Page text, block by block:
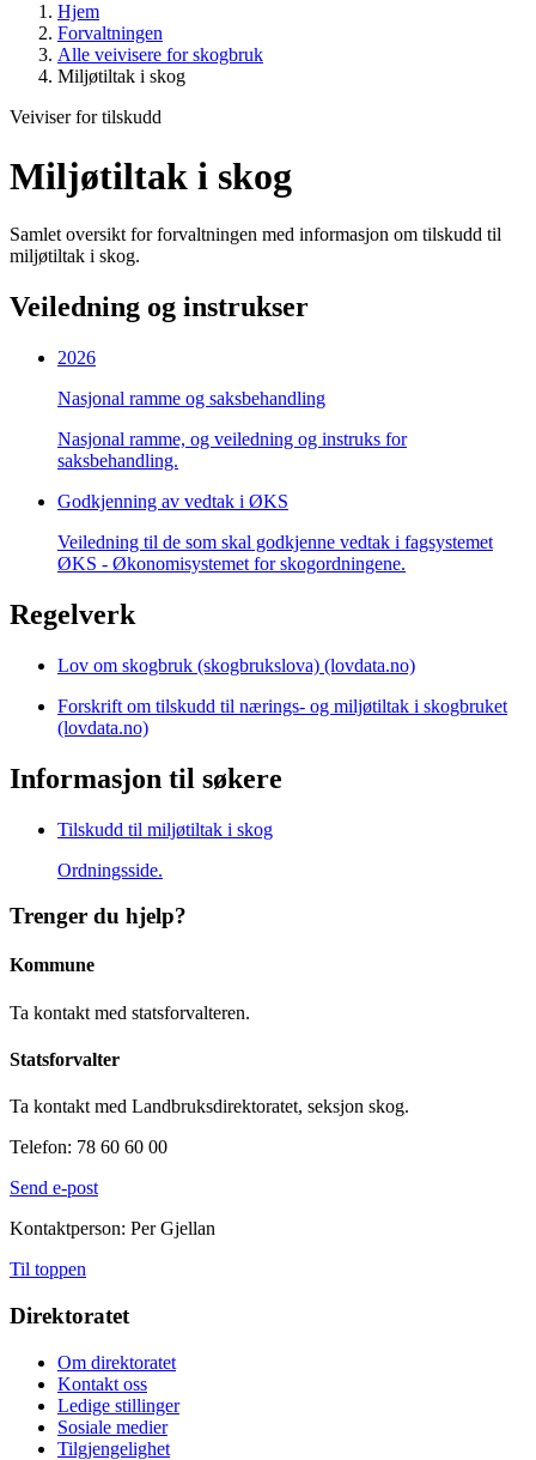
Hjem
Forvaltningen
Alle veivisere for skogbruk
Miljøtiltak i skog
Veiviser for tilskudd
Miljøtiltak i skog
Samlet oversikt for forvaltningen med informasjon om tilskudd til
miljøtiltak i skog.
Veiledning og instrukser
2026
Nasjonal ramme og saksbehandling
Nasjonal ramme, og veiledning og instruks for
saksbehandling.
Godkjenning av vedtak i ØKS
Veiledning til de som skal godkjenne vedtak i fagsystemet
ØKS - Økonomisystemet for skogordningene.
Regelverk
Lov om skogbruk (skogbrukslova) (lovdata.no)
Forskrift om tilskudd til nærings- og miljøtiltak i skogbruket
(lovdata.no)
Informasjon til søkere
Tilskudd til miljøtiltak i skog
Ordningsside.
Trenger du hjelp?
Kommune
Ta kontakt med statsforvalteren.
Statsforvalter
Ta kontakt med Landbruksdirektoratet, seksjon skog.
Telefon: 78 60 60 00
Send e-post
Kontaktperson: Per Gjellan
Til toppen
Direktoratet
Om direktoratet
Kontakt oss
Ledige stillinger
Sosiale medier
Tilgjengelighet